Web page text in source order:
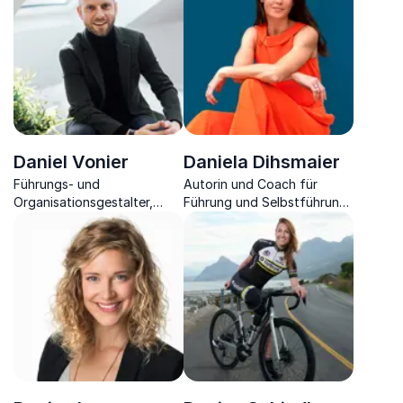
Silicon-Valley-Entrepreneur,
Rocket Scientist, Nerd &
Start-up-Gründer.
Daniel Vonier
Führungs- und
Organisationsgestalter,
Autor und Speaker zum
Thema Kultur-
Transformation, Leadership
& High-Performance
Collaboration
Daniela Dihsmaier
Autorin und Coach für
Führung und Selbstführung
in herausfordernden